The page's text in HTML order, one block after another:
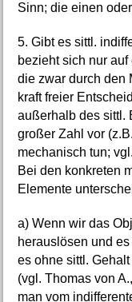
Sinn; die einen
5. Gibt es sittl.
bezieht sich nur
die zwar durch den
kraft freier
außerhalb des sittl.
großer Zahl vor
mechanisch tun;
Bei den konkreten
Elemente
a) Wenn wir das
herauslösen und
es ohne sittl.
(vgl. Thomas von
man vom